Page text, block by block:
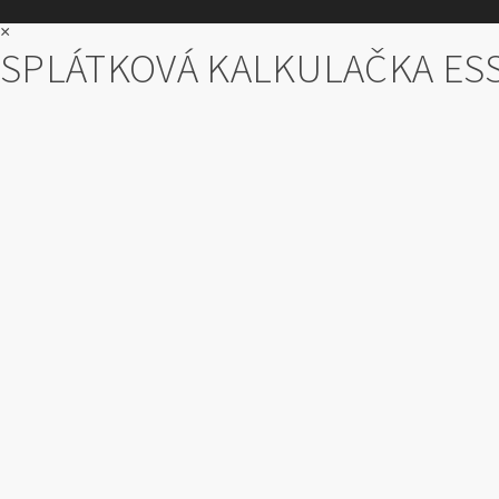
×
SPLÁTKOVÁ KALKULAČKA